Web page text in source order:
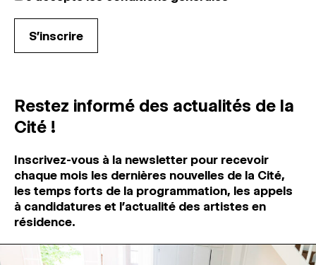
Restez informé des actualités de la
Cité !
Inscrivez-vous à la newsletter pour recevoir
chaque mois les dernières nouvelles de la Cité,
les temps forts de la programmation, les appels
à candidatures et l’actualité des artistes en
résidence.